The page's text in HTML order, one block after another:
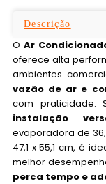
Descrição
O Ar
oferece alta
ambientes
vazão de ar e
com praticidade.
instalação
evaporadora de
47,1 x 55,1 cm, é
melhor
perca tempo e